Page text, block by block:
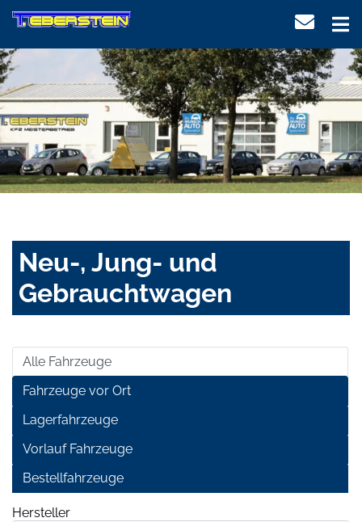
Neu-, Jung- und
Gebrauchtwagen
Alle Fahrzeuge
Fahrzeuge vor Ort
Lagerfahrzeuge
Vorlauf Fahrzeuge
Bestellfahrzeuge
Hersteller